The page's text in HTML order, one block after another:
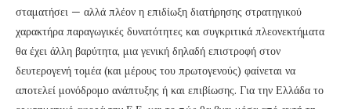
σταματήσει — αλλά πλέον η επιδίωξη διατήρησης στρατηγικού
χαρακτήρα παραγωγικές δυνατότητες και συγκριτικά πλεονεκτήματα
θα έχει άλλη βαρύτητα, μια γενική δηλαδή επιστροφή στον
δευτερογενή τομέα (και μέρους του πρωτογενούς) φαίνεται να
αποτελεί μονόδρομο ανάπτυξης ή και επιβίωσης. Για την Ελλάδα το